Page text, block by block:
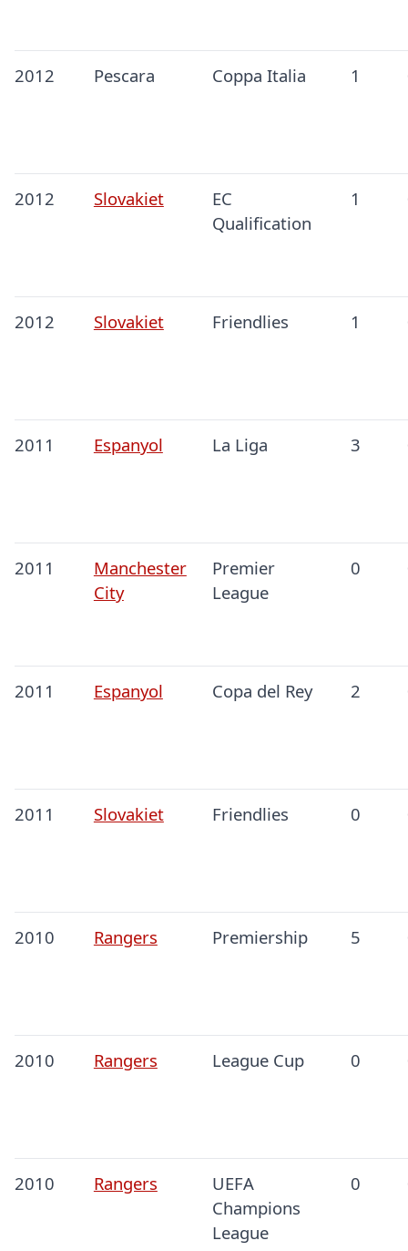
2012 Pescara Coppa Italia 1
2012 Slovakiet
EC
Qualification
1
2012 Slovakiet Friendlies 1
2011 Espanyol La Liga 3
2011
Manchester
City
Premier
League
0
2011 Espanyol Copa del Rey 2
2011 Slovakiet Friendlies 0
2010 Rangers Premiership 5
2010 Rangers League Cup 0
2010 Rangers
UEFA
Champions
League
0